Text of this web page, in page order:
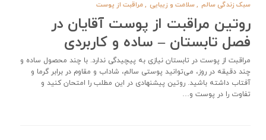
سبک زندگی سالم ,سلامت و زیبایی ,مراقبت از پوست
روتین مراقبت از پوست آقایان در
فصل تابستان – ساده و کاربردی
مراقبت از پوست در تابستان نیازی به پیچیدگی ندارد. با چند محصول ساده و
چند دقیقه در روز، می‌توانید پوستی سالم، شاداب و مقاوم در برابر گرما و
آفتاب داشته باشید. روتین پیشنهادی در این مطلب را امتحان کنید و
تفاوت را در پوست و…